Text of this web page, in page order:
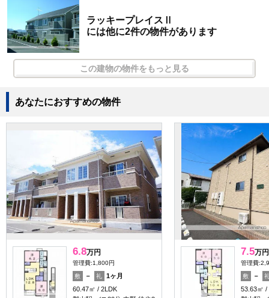
ラッキープレイスⅡ
には他に2件の物件があります
この建物の物件をもっと見る
あなたにおすすめの物件
6.8万円
管理費:1,800円
敷 － 礼
1ヶ月
60.47㎡
2LDK
7.5万円
管理費
敷 －
53.63㎡